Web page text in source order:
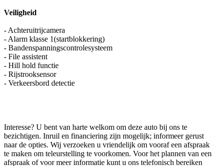
Veiligheid
- Achteruitrijcamera
- Alarm klasse 1(startblokkering)
- Bandenspanningscontrolesysteem
- File assistent
- Hill hold functie
- Rijstrooksensor
- Verkeersbord detectie
Interesse? U bent van harte welkom om deze auto bij ons te
bezichtigen. Inruil en financiering zijn mogelijk; informeer gerust
naar de opties. Wij verzoeken u vriendelijk om vooraf een afspraak
te maken om teleurstelling te voorkomen. Voor het plannen van een
afspraak of voor meer informatie kunt u ons telefonisch bereiken